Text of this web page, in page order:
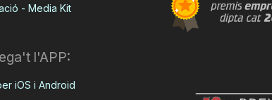
- Media Kit
l'APP:
iOS i Android